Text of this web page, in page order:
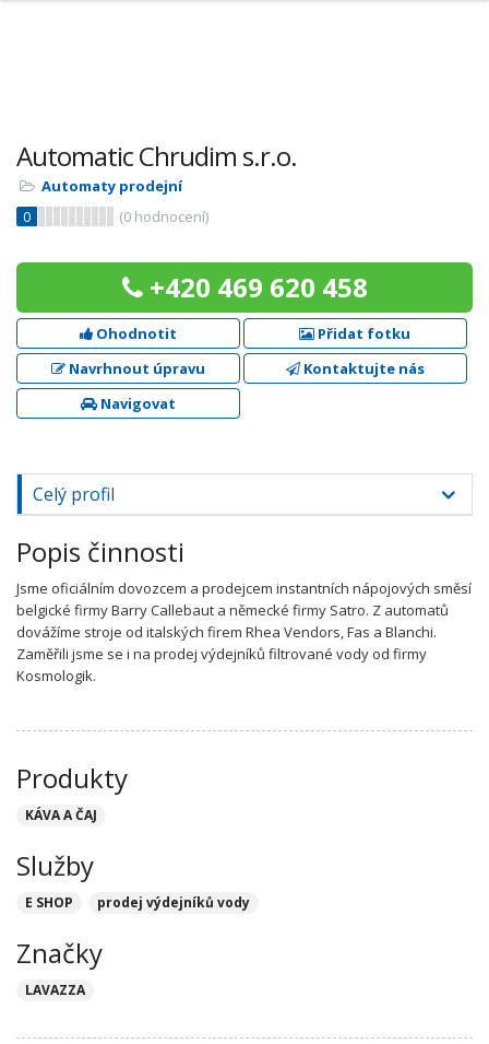
Automatic Chrudim s.r.o.
Automaty prodejní
0
(0 hodnocení)
+420 469 620 458
Ohodnotit
Přidat fotku
Navrhnout úpravu
Kontaktujte nás
Navigovat
Celý profil
Popis činnosti
Jsme oficiálním dovozcem a prodejcem instantních nápojových směsí
belgické firmy Barry Callebaut a německé firmy Satro. Z automatů
dovážíme stroje od italských firem Rhea Vendors, Fas a Blanchi.
Zaměřili jsme se i na prodej výdejníků filtrované vody od firmy
Kosmologik.
Produkty
KÁVA A ČAJ
Služby
E SHOP prodej výdejníků vody
Značky
LAVAZZA